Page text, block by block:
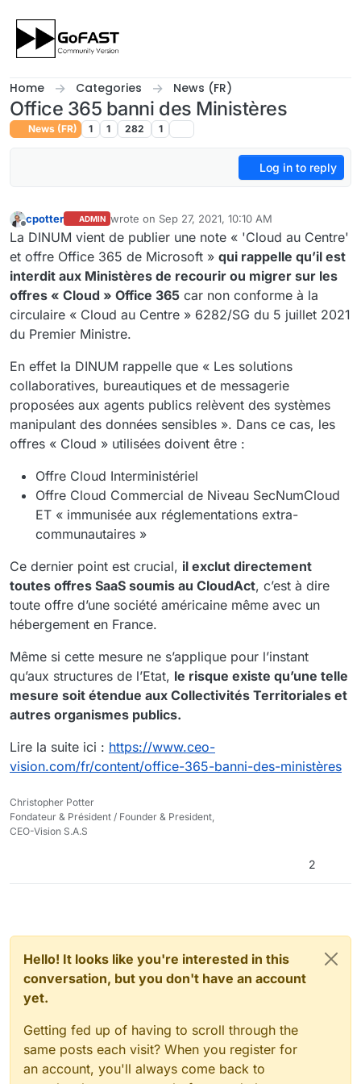
Home Categories News (FR)
Office 365 banni des Ministères
News (FR) 1 1 282 1
Log in to reply
Offline
cpotter ADMIN wrote on Sep 27, 2021, 10:10 AM
last edited by
La DINUM vient de publier une note « 'Cloud au Centre'
et offre Office 365 de Microsoft » qui rappelle qu’il est
interdit aux Ministères de recourir ou migrer sur les
offres « Cloud » Office 365 car non conforme à la
circulaire « Cloud au Centre » 6282/SG du 5 juillet 2021
du Premier Ministre.
En effet la DINUM rappelle que « Les solutions
collaboratives, bureautiques et de messagerie
proposées aux agents publics relèvent des systèmes
manipulant des données sensibles ». Dans ce cas, les
offres « Cloud » utilisées doivent être :
Offre Cloud Interministériel
Offre Cloud Commercial de Niveau SecNumCloud
ET « immunisée aux réglementations extra-
communautaires »
Ce dernier point est crucial, il exclut directement
toutes offres SaaS soumis au CloudAct, c’est à dire
toute offre d’une société américaine même avec un
hébergement en France.
Même si cette mesure ne s’applique pour l’instant
qu’aux structures de l’Etat, le risque existe qu’une telle
mesure soit étendue aux Collectivités Territoriales et
autres organismes publics.
Lire la suite ici : https://www.ceo-
vision.com/fr/content/office-365-banni-des-ministères
Christopher Potter
Fondateur & Président / Founder & President,
CEO-Vision S.A.S
2
Hello! It looks like you're interested in this
conversation, but you don't have an account
yet.
Getting fed up of having to scroll through the
same posts each visit? When you register for
an account, you'll always come back to